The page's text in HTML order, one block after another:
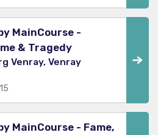
MainCourse -
& Tragedy
Venray, Venray
MainCourse - Fame,